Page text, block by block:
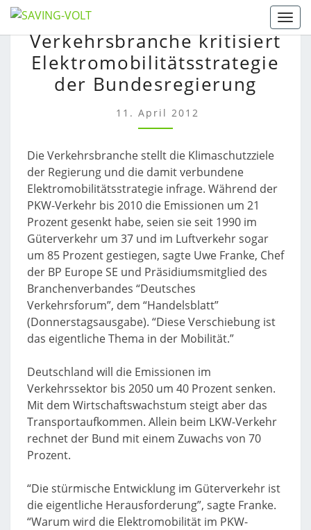
Skip
to
content
VERKEHRSBRANCHE
KRITISIERT
DER
BUNDESREGIERUNG
Verkehrsbranche kritisiert
Elektromobilitätsstrategie
der Bundesregierung
11. April 2012
Die Verkehrsbranche stellt die Klimaschutzziele
der Regierung und die damit verbundene
Elektromobilitätsstrategie infrage. Während der
PKW-Verkehr bis 2010 die Emissionen um 21
Prozent gesenkt habe, seien sie seit 1990 im
Güterverkehr um 37 und im Luftverkehr sogar
um 85 Prozent gestiegen, sagte Uwe Franke, Chef
der BP Europe SE und Präsidiumsmitglied des
Branchenverbandes “Deutsches
Verkehrsforum”, dem “Handelsblatt”
(Donnerstagsausgabe). “Diese Verschiebung ist
das eigentliche Thema in der Mobilität.”
Deutschland will die Emissionen im
Verkehrssektor bis 2050 um 40 Prozent senken.
Mit dem Wirtschaftswachstum steigt aber das
Transportaufkommen. Allein beim LKW-Verkehr
rechnet der Bund mit einem Zuwachs von 70
Prozent.
“Die stürmische Entwicklung im Güterverkehr ist
die eigentliche Herausforderung”, sagte Franke.
“Warum wird die Elektromobilität im PKW-